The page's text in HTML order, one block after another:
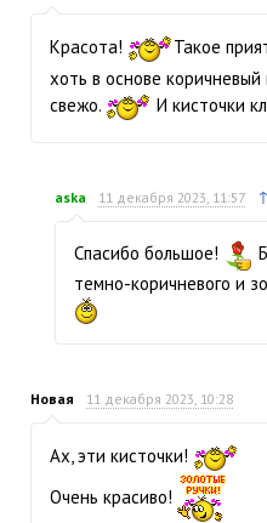
Красота!
Такое
хоть в основе
свежо.
И кисточки
aska 11 декабря 2023, 11:57 ↑
Спасибо большое!
темно-коричневого и
Новая 11 декабря 2023, 10:28
Ах, эти кисточки!
Очень красиво!